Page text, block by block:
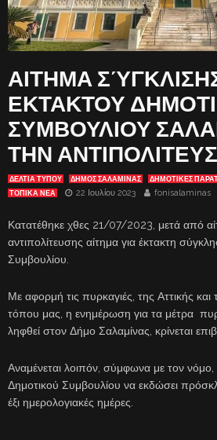
ΑΙΤΗΜΑ
ΕΚΤΑΚΤΟΥ
ΣΥΜΒΟΥΛΙΟΥ
ΤΗΝ
ΔΕΛΤΙΑ ΤΥΠΟΥ ΔΗΜΟΣ ΣΑΛΑΜΙΝΑΣ ΔΗΜΟΤΙΚΕΣ
ΤΟΠΙΚΑ ΝΕΑ
22 Ιουλίου 2023 fonisalaminas
Κατατέθηκε χθες 21/07/2023, μετά από
αντιπολίτευσης αίτημα για έκτακτη
Συμβουλίου.
Με αφορμή τις πυρκαγιές, της Αττικής και
τόπου μας, η ενημέρωση για τα μέτρα
ληφθεί στον Δήμο Σαλαμίνας, κρίνεται
Αναμένεται λοιπόν, σύμφωνα με τον
Δημοτικού Συμβουλίου να εκδώσει
έξι ημερολογιακές ημέρες.